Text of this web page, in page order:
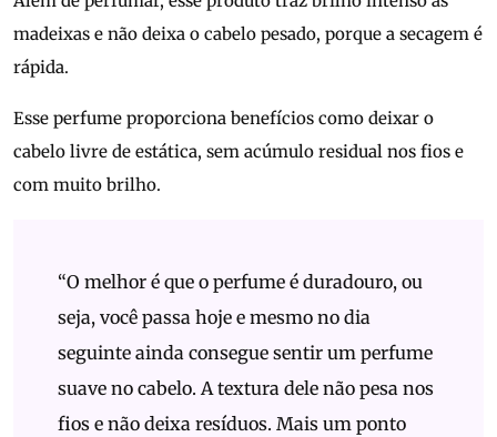
madeixas e não deixa o cabelo pesado, porque a secagem é
rápida.
Esse perfume proporciona benefícios como deixar o
cabelo livre de estática, sem acúmulo residual nos fios e
com muito brilho.
“O melhor é que o perfume é duradouro, ou
seja, você passa hoje e mesmo no dia
seguinte ainda consegue sentir um perfume
suave no cabelo. A textura dele não pesa nos
fios e não deixa resíduos. Mais um ponto